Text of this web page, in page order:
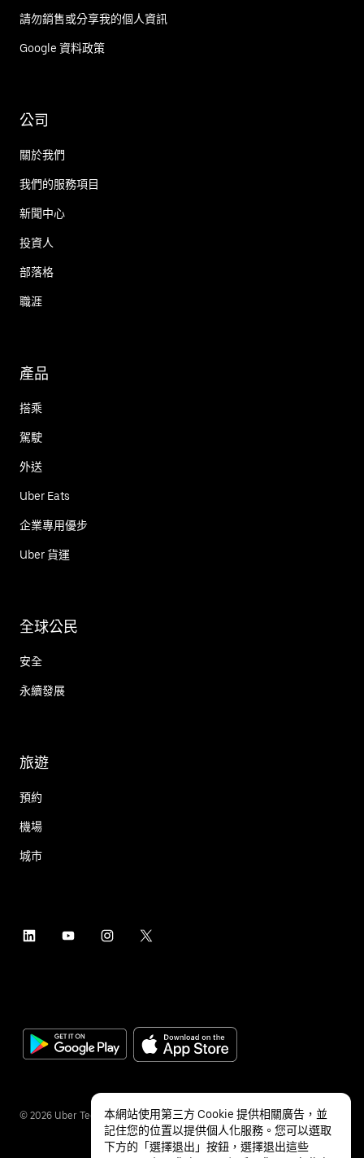
請勿銷售或分享我的個人資訊
Google 資料政策
公司
關於我們
我們的服務項目
新聞中心
投資人
部落格
職涯
產品
搭乘
駕駛
外送
Uber Eats
企業專用優步
Uber 貨運
全球公民
安全
永續發展
旅遊
預約
機場
城市
© 2026 Uber Technologies Inc.
本網站使用第三方 Cookie 提供相關廣告，並
記住您的位置以提供個人化服務。您可以選取
下方的「選擇退出」按鈕，選擇退出這些